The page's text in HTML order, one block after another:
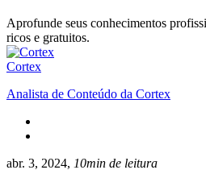
Aprofunde seus conhecimentos
ricos e gratuitos.
Cortex
Analista de Conteúdo da Cortex
abr. 3, 2024, 10min de leitura